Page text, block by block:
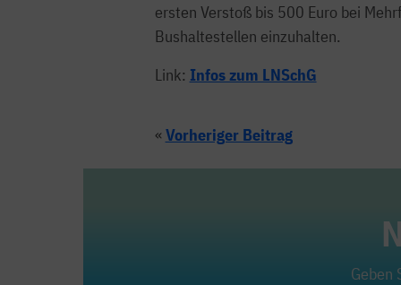
ersten Verstoß bis 500 Euro bei
Bushaltestellen einzuhalten.
Link: Infos zum LNSchG
« Vorheriger Beitrag
Geben